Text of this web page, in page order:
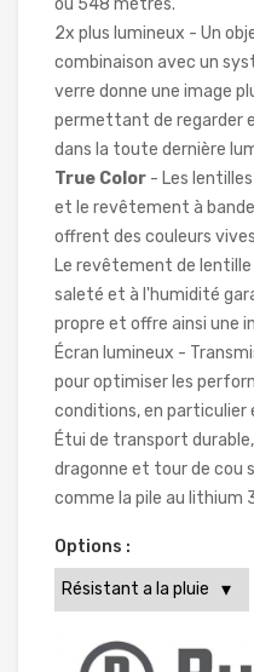
2x plus lumineux - Un
combinaison avec un
verre donne une image
permettant de regarder
dans la toute dernière
True Color - Les
et le revêtement à bande
offrent des couleurs
Le revêtement de lentille
saleté et à l'humidité
propre et offre ainsi une
Écran lumineux -
pour optimiser les
conditions, en particulier
Étui de transport
dragonne et tour de cou
comme la pile au lithium
Options :